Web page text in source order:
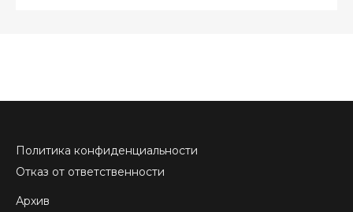
Политика конфиденциальности
Отказ от ответственности
Архив